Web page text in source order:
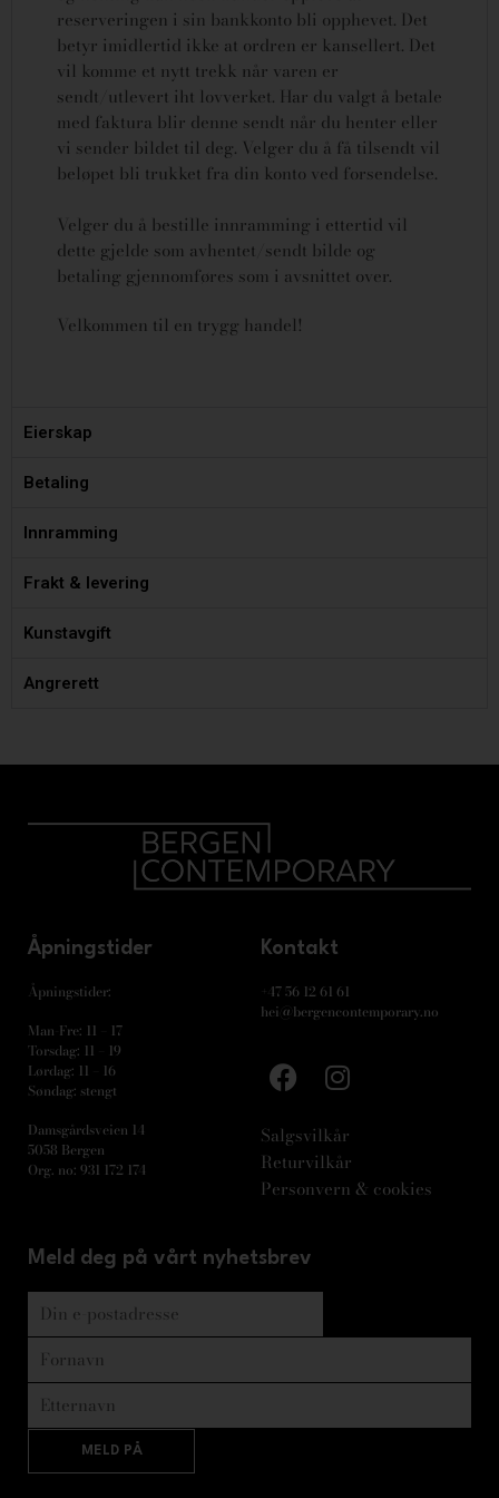
reserveringen i sin bankkonto bli opphevet. Det
betyr imidlertid ikke at ordren er kansellert. Det
vil komme et nytt trekk når varen er
sendt/utlevert iht lovverket. Har du valgt å betale
med faktura blir denne sendt når du henter eller
vi sender bildet til deg. Velger du å få tilsendt vil
beløpet bli trukket fra din konto ved forsendelse.
Velger du å bestille innramming i ettertid vil
dette gjelde som avhentet/sendt bilde og
betaling gjennomføres som i avsnittet over.
Velkommen til en trygg handel!
Eierskap
Betaling
Innramming
Frakt & levering
Kunstavgift
Angrerett
Åpningstider
Åpningstider:
Man-Fre: 11 – 17
Torsdag: 11 – 19
Lørdag: 11 – 16
Søndag: stengt
Damsgårdsveien 14
5058 Bergen
Org. no: 931 172 174
Kontakt
+47 56 12 61 61
hei@bergencontemporary.no
Salgsvilkår
Returvilkår
Personvern & cookies
Meld deg på vårt nyhetsbrev
MELD PÅ